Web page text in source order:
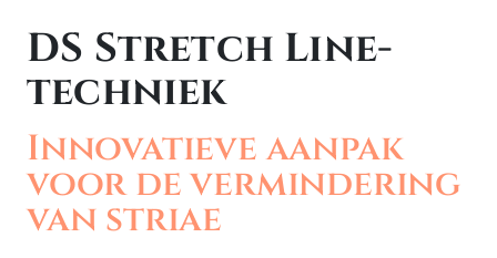
DS Stretch Line-
techniek
Innovatieve aanpak
voor de vermindering
van striae